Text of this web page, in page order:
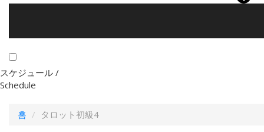
スケジュール /
Schedule
홈 タロット初級4